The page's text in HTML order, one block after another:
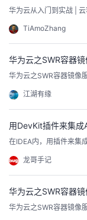
藏
议
华为云从入门到实战 |
TiAmoZhang
华为云之SWR容器
华为云之SWR容器镜像
江湖有缘
用DevKit插件来集成
在IDEA内，用插件来集
龙哥手记
华为云之SWR容器
华为云之SWR容器镜像